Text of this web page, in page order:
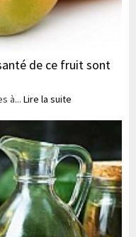
de ce fruit sont
à... Lire la suite